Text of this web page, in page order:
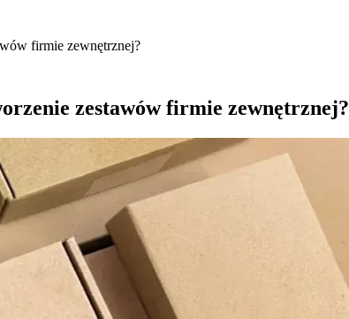
firmie zewnętrznej?
zestawów firmie zewnętrznej?